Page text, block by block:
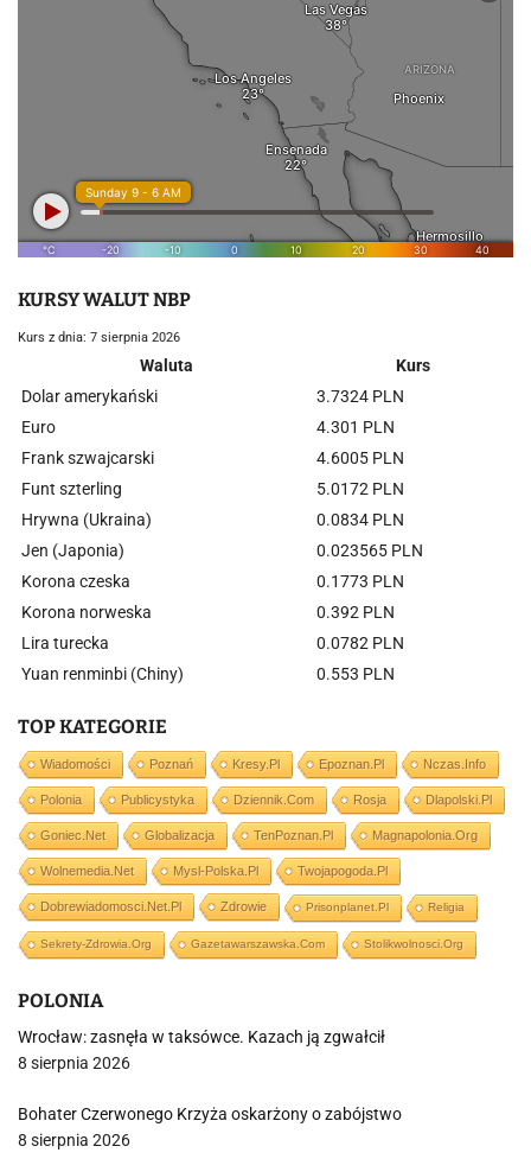
KURSY WALUT NBP
Kurs z dnia: 7 sierpnia 2026
Waluta
Kurs
Dolar amerykański
3.7324 PLN
Euro
4.301 PLN
Frank szwajcarski
4.6005 PLN
Funt szterling
5.0172 PLN
Hrywna (Ukraina)
0.0834 PLN
Jen (Japonia)
0.023565 PLN
Korona czeska
0.1773 PLN
Korona norweska
0.392 PLN
Lira turecka
0.0782 PLN
Yuan renminbi (Chiny)
0.553 PLN
TOP KATEGORIE
Wiadomości Poznań Kresy.pl Epoznan.pl Nczas.info
Polonia Publicystyka Dziennik.com Rosja Dlapolski.pl
Goniec.net Globalizacja TenPoznan.pl Magnapolonia.org
Wolnemedia.net Mysl-Polska.pl Twojapogoda.pl
Dobrewiadomosci.net.pl Zdrowie Prisonplanet.pl Religia
Sekrety-Zdrowia.org Gazetawarszawska.com Stolikwolnosci.org
POLONIA
Wrocław: zasnęła w taksówce. Kazach ją zgwałcił
8 sierpnia 2026
Bohater Czerwonego Krzyża oskarżony o zabójstwo
8 sierpnia 2026